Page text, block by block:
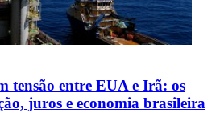
tensão entre EUA e Irã: os
juros e economia brasileira